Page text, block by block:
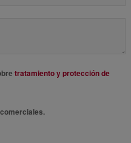
tratamiento y protección de